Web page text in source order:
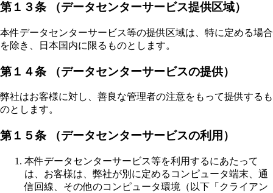
第１３条 （データセンターサービス提供区域）
本件データセンターサービス等の提供区域は、特に定める場合
を除き、日本国内に限るものとします。
第１４条 （データセンターサービスの提供）
弊社はお客様に対し、善良な管理者の注意をもって提供するも
のとします。
第１５条 （データセンターサービスの利用）
本件データセンターサービス等を利用するにあたって
は、お客様は、弊社が別に定めるコンピュータ端末、通
信回線、その他のコンピュータ環境（以下「クライアン